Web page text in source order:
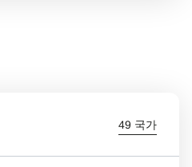
49 국가